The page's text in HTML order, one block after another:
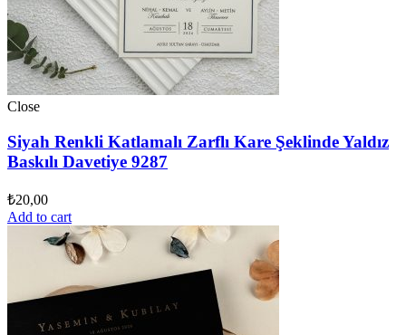
Close
Siyah Renkli Katlamalı Zarflı Kare Şeklinde Yaldız
Baskılı Davetiye 9287
₺20,00
Add to cart